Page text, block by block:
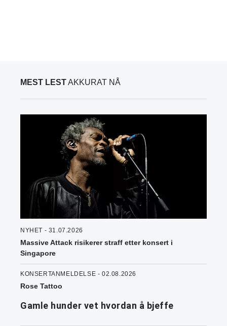
MEST LESTAKKURAT NÅ
NYHET - 31.07.2026
Massive Attack risikerer straff etter konsert i
Singapore
KONSERTANMELDELSE - 02.08.2026
Rose Tattoo
Gamle hunder vet hvordan å bjeffe